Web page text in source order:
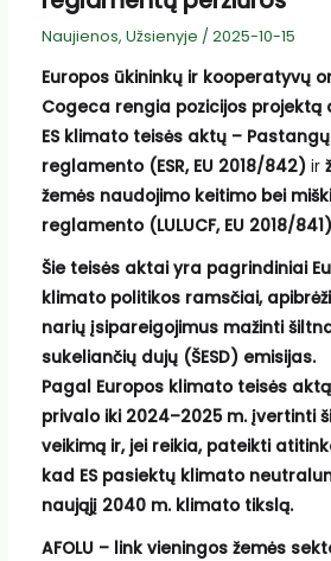
Naujienos, Užsienyje / 2025-10-15
Europos ūkininkų ir kooperatyvų
Cogeca rengia pozicijos projektą
ES klimato teisės aktų –
reglamento (ESR, EU 2018/842)ir
žemės naudojimo keitimo bei
reglamento (LULUCF, EU 2018/
Šie teisės aktai yra pagrindiniai
klimato politikos ramsčiai,
narių įsipareigojimus mažinti
sukeliančių dujų (ŠESD) emisijas.
Pagal Europos klimato teisės
privalo iki 2024–2025 m. įvertinti
veikimą ir, jei reikia, pateikti
kad ES pasiektų klimato
naująjį 2040 m. klimato tikslą.
AFOLU – link vieningos žemės